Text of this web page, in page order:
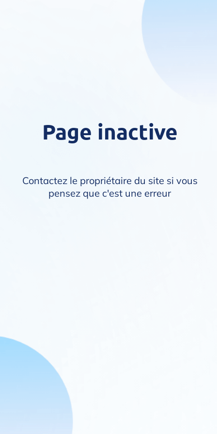
Page inactive
Contactez le propriétaire du site si vous
pensez que c'est une erreur